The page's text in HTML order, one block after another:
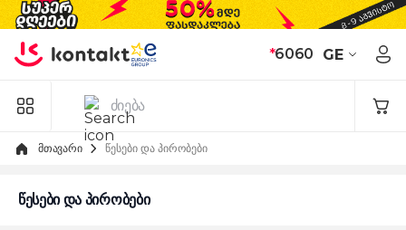
Skip to Content
*6060 GE
მთავარი წესები და პირობები
წესები და პირობები